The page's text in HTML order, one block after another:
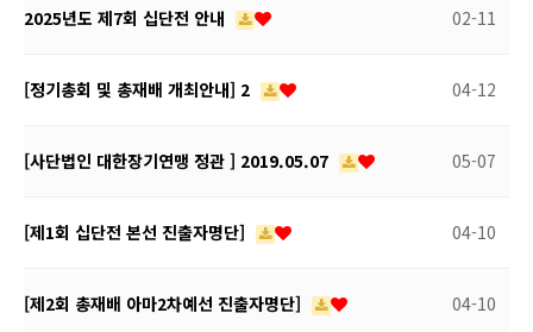
2025년도 제7회 십단전 안내 02-11
[정기총회 및 총재배 개최안내] 2 04-12
[사단법인 대한장기연맹 정관 ] 2019.05.07 05-07
​ [제1회 십단전 본선 진출자명단] 04-10
[제2회 총재배 아마2차예선 진출자명단] 04-10